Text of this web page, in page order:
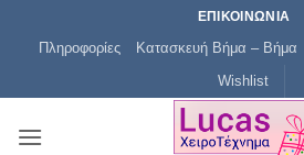
ΕΠΙΚΟΙΝΩΝΙΑ
Πληροφορίες Κατασκευή Βήμα – Βήμα
Wishlist